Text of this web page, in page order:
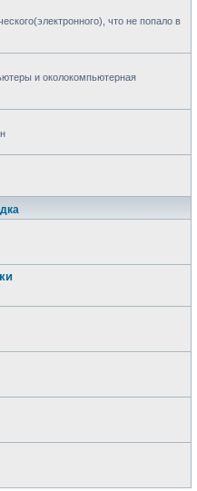
что не попало в
и околокомпьютерная